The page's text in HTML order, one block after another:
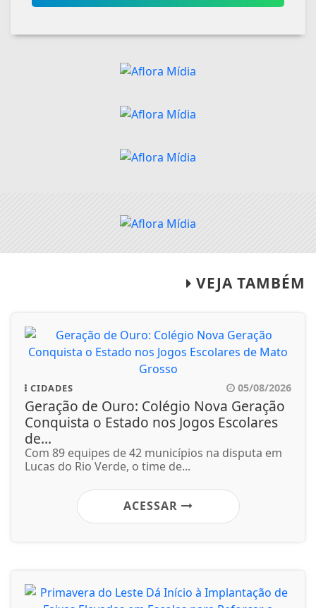
VEJA TAMBÉM
CIDADES 05/08/2026
Geração de Ouro: Colégio Nova Geração
Conquista o Estado nos Jogos Escolares
de...
Com 89 equipes de 42 municípios na disputa em
Lucas do Rio Verde, o time de...
ACESSAR